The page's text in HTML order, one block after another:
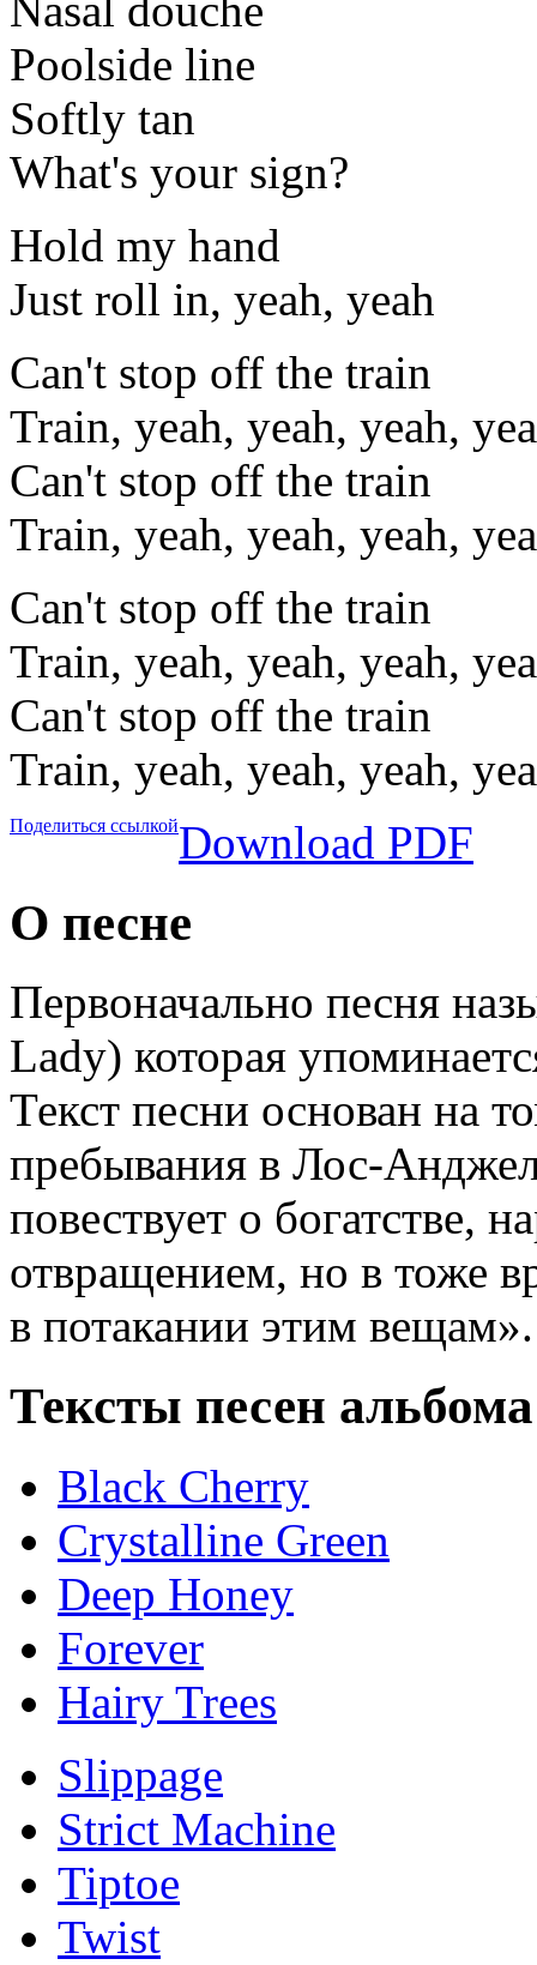
Poolside line
Softly tan
What's your sign?
Hold my hand
Just roll in, yeah, yeah
Can't stop off the train
Train, yeah, yeah, yeah,
Can't stop off the train
Train, yeah, yeah, yeah,
Can't stop off the train
Train, yeah, yeah, yeah,
Can't stop off the train
Train, yeah, yeah, yeah,
Поделиться ссылкойDownload PDF
О песне
Первоначально песня
Lady) которая
Текст песни основан на
пребывания в Лос-
повествует о богатстве,
отвращением, но в тоже
в потакании этим вещам».
Тексты песен
Black Cherry
Crystalline Green
Deep Honey
Forever
Hairy Trees
Slippage
Strict Machine
Tiptoe
Twist